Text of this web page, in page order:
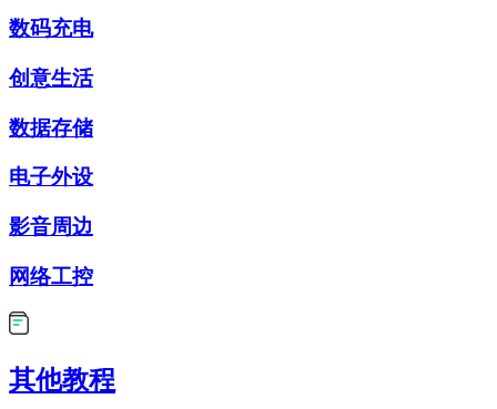
数码充电
创意生活
数据存储
电子外设
影音周边
网络工控
其他教程